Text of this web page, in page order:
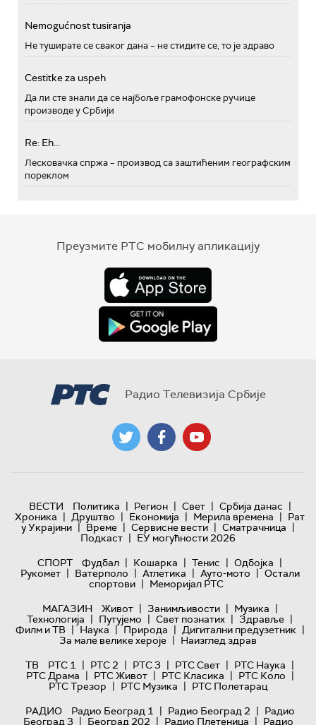
Nemogućnost tusiranja
Не туширате се сваког дана – не стидите се, то је здраво
Cestitke za uspeh
Да ли сте знали да се најбоље грамофонске ручице
производе у Србији
Re: Eh...
Лесковачка спржа – производ са заштићеним географским
пореклом
Преузмите РТС мобилну апликацију
Радио Телевизија Србије
ВЕСТИ Политика | Регион | Свет | Србија данас |
Хроника | Друштво | Економија | Мерила времена | Рат
у Украјини | Време | Сервисне вести | Сматрачница |
Подкаст | ЕУ могућности 2026
СПОРТ
Фудбал | Кошарка | Тенис | Одбојка |
Рукомет | Ватерполо | Атлетика | Ауто-мото | Остали
спортови | Меморијал РТС
МАГАЗИН
Живот | Занимљивости | Музика |
Технологијa | Путујемо | Свет познатих | Здравље |
Филм и ТВ | Наука | Природа | Дигитални предузетник |
За мале велике хероје | Наизглед здрав
ТВ
РТС 1 | РТС 2 | РТС 3 | РТС Свет | РТС Наука |
РТС Драма | РТС Живот | РТС Класика | РТС Коло |
РТС Трезор | РТС Музика | РТС Полетарац
РАДИО
Радио Београд 1 | Радио Београд 2 | Радио
Београд 3 | Београд 202 | Радио Плетеница | Радио